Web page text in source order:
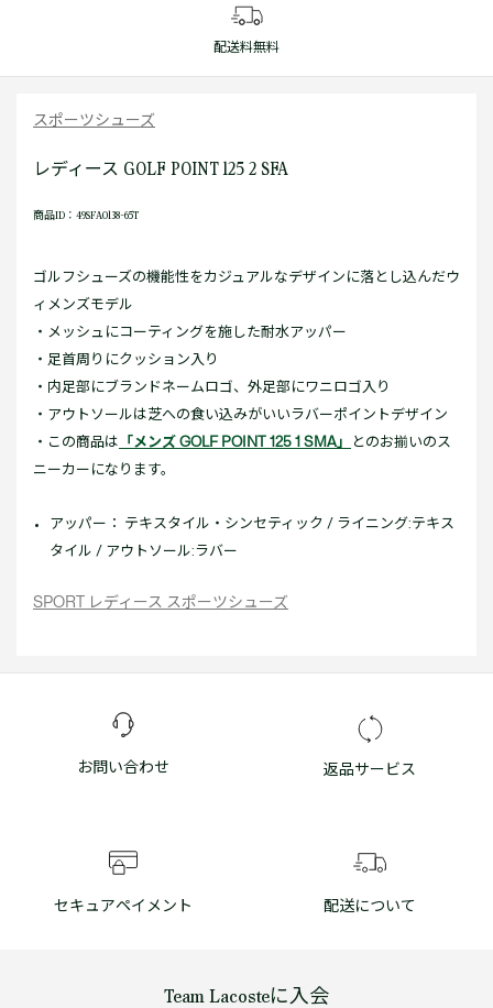
配送料無料
スポーツシューズ
レディース GOLF POINT 125 2 SFA
商品ID：49SFA0138-65T
ゴルフシューズの機能性をカジュアルなデザインに落とし込んだウ
ィメンズモデル
・メッシュにコーティングを施した耐水アッパー
・足首周りにクッション入り
・内足部にブランドネームロゴ、外足部にワニロゴ入り
・アウトソールは芝への食い込みがいいラバーポイントデザイン
・この商品は 「メンズ GOLF POINT 125 1 SMA」 とのお揃いのス
ニーカーになります。
アッパー： テキスタイル・シンセティック / ライニング:テキス
タイル / アウトソール:ラバー
SPORT レディース スポーツシューズ
お問い合わせ 返品サービス
セキュアペイメント 配送について
Team Lacosteに入会